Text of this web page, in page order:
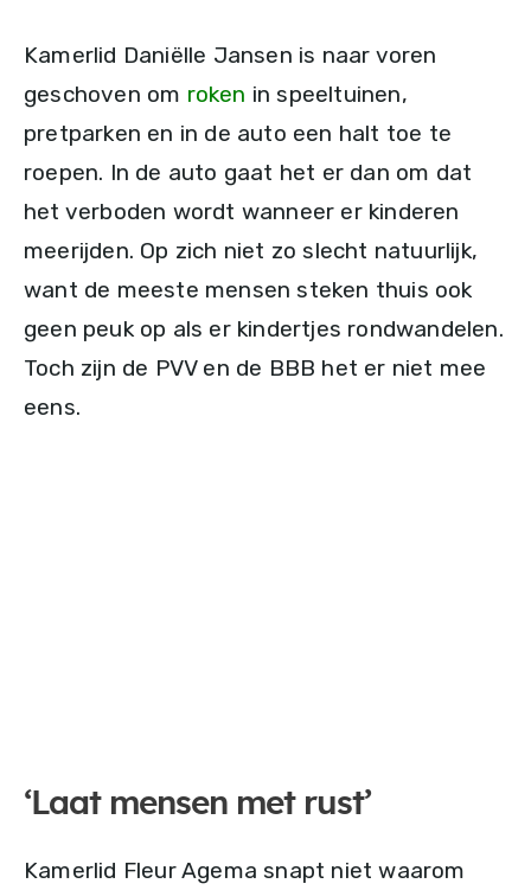
Kamerlid Daniëlle Jansen is naar voren
geschoven om roken in speeltuinen,
pretparken en in de auto een halt toe te
roepen. In de auto gaat het er dan om dat
het verboden wordt wanneer er kinderen
meerijden. Op zich niet zo slecht natuurlijk,
want de meeste mensen steken thuis ook
geen peuk op als er kindertjes rondwandelen.
Toch zijn de PVV en de BBB het er niet mee
eens.
‘Laat mensen met rust’
Kamerlid Fleur Agema snapt niet waarom